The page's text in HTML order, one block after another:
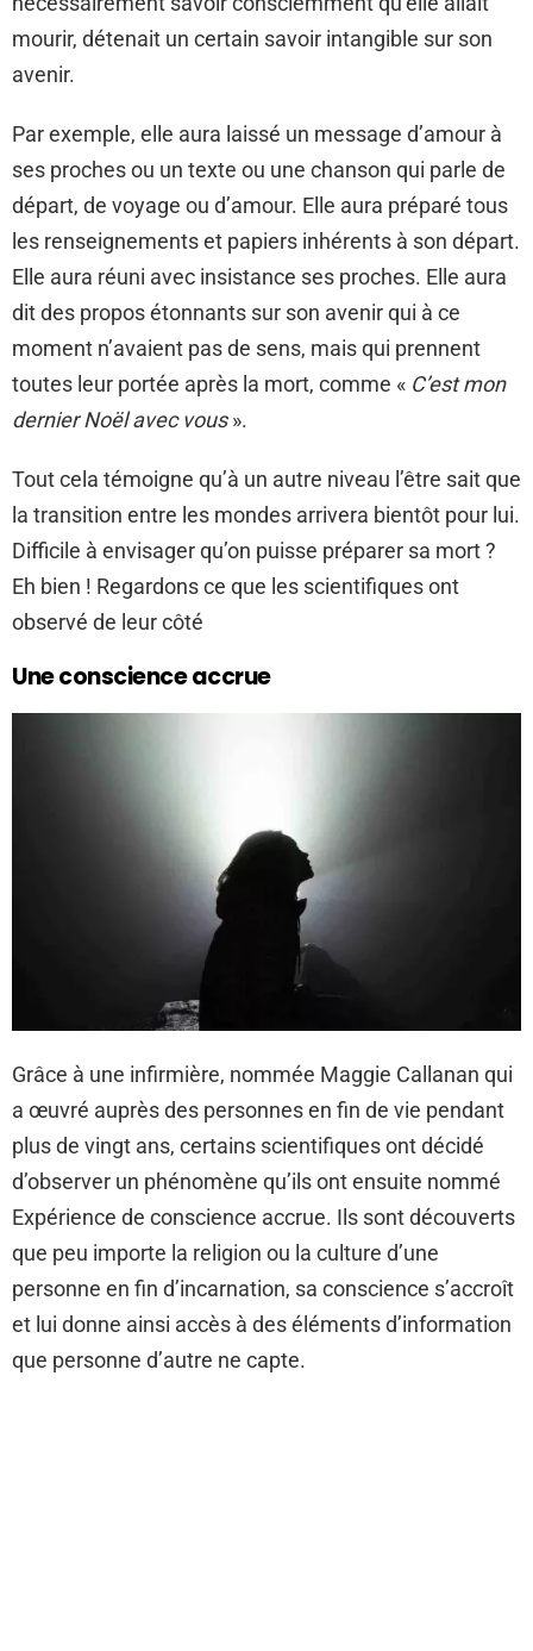
mourir, détenait un certain savoir intangible sur son
avenir.
Par exemple, elle aura laissé un message d’amour à
ses proches ou un texte ou une chanson qui parle de
départ, de voyage ou d’amour. Elle aura préparé tous
les renseignements et papiers inhérents à son départ.
Elle aura réuni avec insistance ses proches. Elle aura
dit des propos étonnants sur son avenir qui à ce
moment n’avaient pas de sens, mais qui prennent
toutes leur portée après la mort, comme « C’est mon
dernier Noël avec vous».
Tout cela témoigne qu’à un autre niveau l’être sait que
la transition entre les mondes arrivera bientôt pour lui.
Difficile à envisager qu’on puisse préparer sa mort ?
Eh bien ! Regardons ce que les scientifiques ont
observé de leur côté
Une conscience accrue
Grâce à une infirmière, nommée Maggie Callanan qui
a œuvré auprès des personnes en fin de vie pendant
plus de vingt ans, certains scientifiques ont décidé
d’observer un phénomène qu’ils ont ensuite nommé
Expérience de conscience accrue. Ils sont découverts
que peu importe la religion ou la culture d’une
personne en fin d’incarnation, sa conscience s’accroît
et lui donne ainsi accès à des éléments d’information
que personne d’autre ne capte.